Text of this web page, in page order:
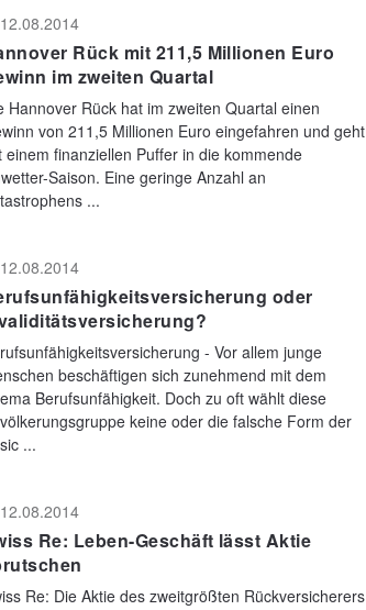
12.08.2014
Rück mit 211,5 Millionen Euro
im zweiten Quartal
Hannover Rück hat im zweiten Quartal einen
von 211,5 Millionen Euro eingefahren und geht
einem finanziellen Puffer in die kommende
Saison. Eine geringe Anzahl an
...
12.08.2014
oder
- Vor allem junge
beschäftigen sich zunehmend mit dem
Berufsunfähigkeit. Doch zu oft wählt diese
keine oder die falsche Form der
...
12.08.2014
Re: Leben-Geschäft lässt Aktie
Re: Die Aktie des zweitgrößten Rückversicherers